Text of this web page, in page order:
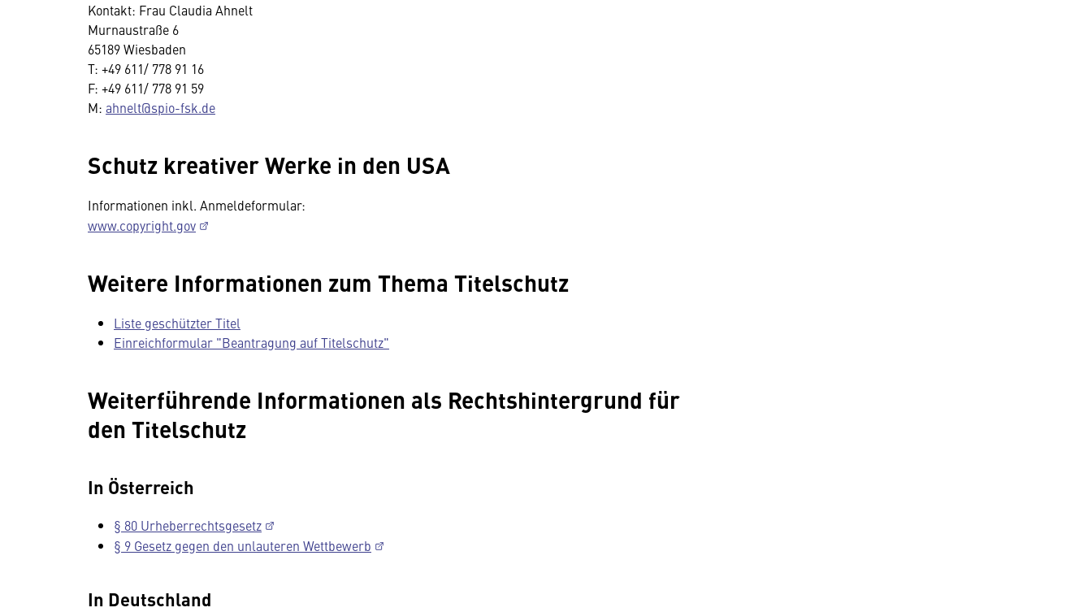
Kontakt: Frau Claudia Ahnelt
Murnaustraße 6
65189 Wiesbaden
T: +49 611/ 778 91 16
F: +49 611/ 778 91 59
M: ahnelt@spio-fsk.de
Schutz kreativer Werke in den USA
Informationen inkl. Anmeldeformular:
www.copyright.gov
Weitere Informationen zum Thema Titelschutz
Liste geschützter Titel
Einreichformular "Beantragung auf Titelschutz"
Weiterführende Informationen als Rechtshintergrund für
den Titelschutz
In Österreich
§ 80 Urheberrechtsgesetz
§ 9 Gesetz gegen den unlauteren Wettbewerb
In Deutschland